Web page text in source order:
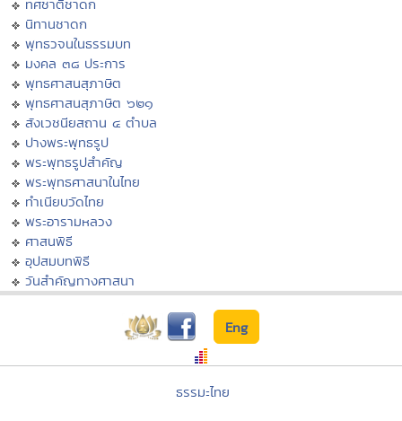
ทศชาติชาดก
นิทานชาดก
พุทธวจนในธรรมบท
มงคล ๓๘ ประการ
พุทธศาสนสุภาษิต
พุทธศาสนสุภาษิต ๖๒๑
สังเวชนียสถาน ๔ ตำบล
ปางพระพุทธรูป
พระพุทธรูปสำคัญ
พระพุทธศาสนาในไทย
ทำเนียบวัดไทย
พระอารามหลวง
ศาสนพิธี
อุปสมบทพิธี
วันสำคัญทางศาสนา
Eng
ธรรมะไทย